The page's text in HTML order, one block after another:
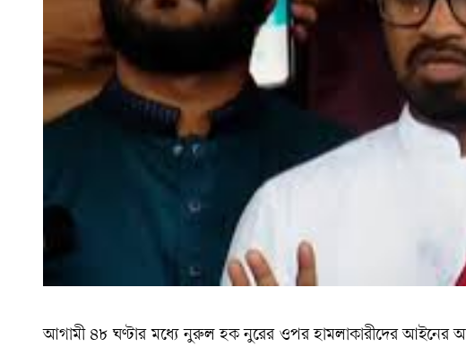
আগামী ৪৮ ঘণ্টার মধ্যে নুরুল হক নুরের ওপর হামলাকারীদের আইনের